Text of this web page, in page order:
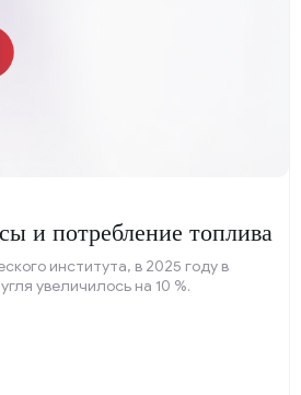
и потребление топлива
института, в 2025 году в
увеличилось на 10 %.